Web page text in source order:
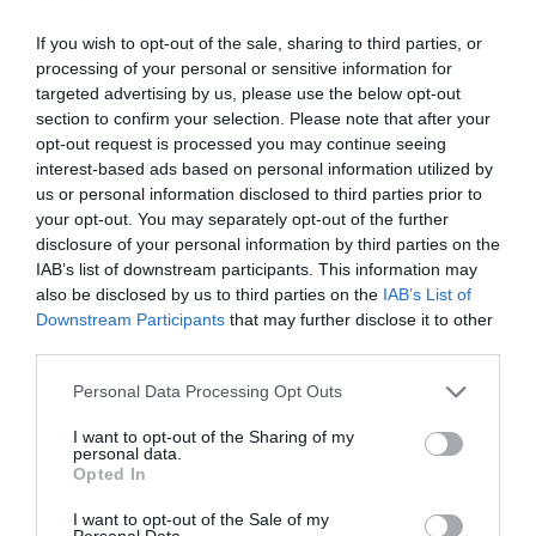
If you wish to opt-out of the sale, sharing to third parties, or
processing of your personal or sensitive information for
targeted advertising by us, please use the below opt-out
section to confirm your selection. Please note that after your
opt-out request is processed you may continue seeing
interest-based ads based on personal information utilized by
us or personal information disclosed to third parties prior to
your opt-out. You may separately opt-out of the further
disclosure of your personal information by third parties on the
IAB’s list of downstream participants. This information may
also be disclosed by us to third parties on the IAB’s List of
Downstream Participants that may further disclose it to other
Please note that this website/app uses one or more Google
not limited to your visit or usage behaviour. You may click to
grant or deny consent to Google and its third-party tags to
use your data for below specified purposes in below Google
consent section.
Personal Data Processing Opt Outs
I want to opt-out of the Sharing of my
personal data.
Opted In
I want to opt-out of the Sale of my
többségük természetesen élt is a lehetőséggel.
A példákat hosszan lehetne sorolni
. Magyarországon is lehetett
olvasni néhány cég kísérletezéséről, de a paradigmaváltásra még
várni kell.
négynapos munkahét mentális egészség környezetvédelem
atom magyarország